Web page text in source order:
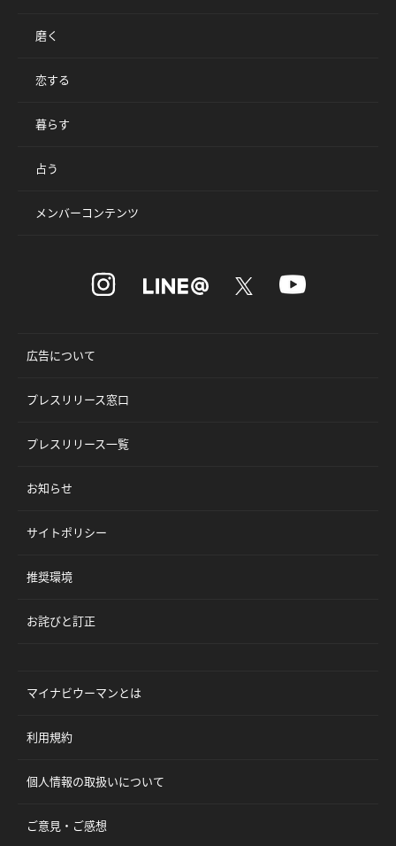
磨く
恋する
暮らす
占う
メンバーコンテンツ
広告について
プレスリリース窓口
プレスリリース一覧
お知らせ
サイトポリシー
推奨環境
お詫びと訂正
マイナビウーマンとは
利用規約
個人情報の取扱いについて
ご意見・ご感想